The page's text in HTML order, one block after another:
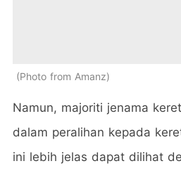
Photo from Amanz
Namun, majoriti jenama
dalam peralihan kepada
ini lebih jelas dapat dilihat